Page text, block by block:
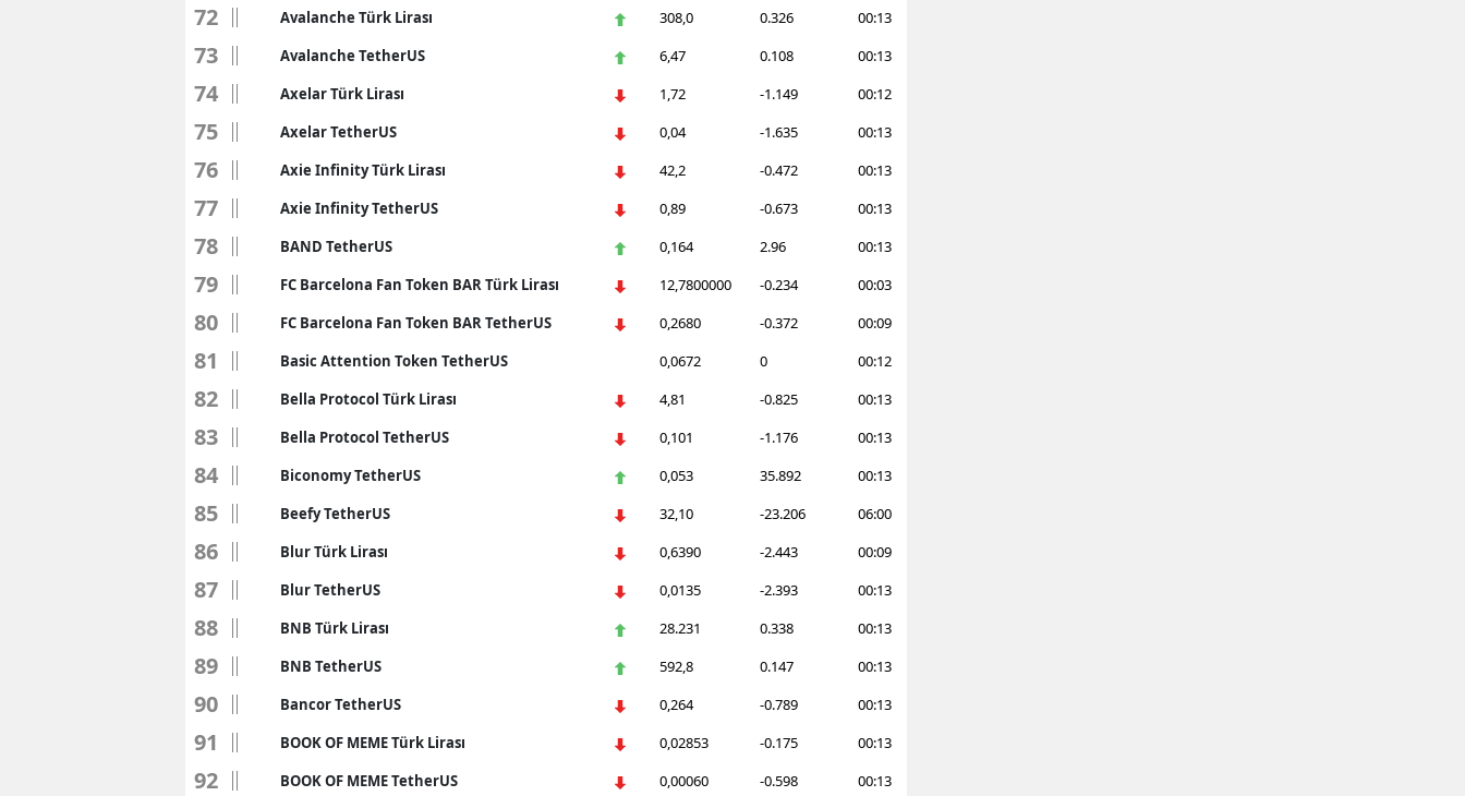
Batman
Şırnak
Bartın
Karabük
Kilis
Osmaniye
72 Avalanche Türk Lirası 308,0 0.326 00:13
73 Avalanche TetherUS 6,47 0.108 00:13
74 Axelar Türk Lirası 1,72 -1.149 00:12
75 Axelar TetherUS 0,04 -1.635 00:13
76 Axie Infinity Türk Lirası 42,2 -0.472 00:13
77 Axie Infinity TetherUS 0,89 -0.673 00:13
78 BAND TetherUS 0,164 2.96 00:13
79 FC Barcelona Fan Token BAR Türk Lirası 12,7800000 -0.234 00:03
80 FC Barcelona Fan Token BAR TetherUS 0,2680 -0.372 00:09
81 Basic Attention Token TetherUS 0,0672 0 00:12
82 Bella Protocol Türk Lirası 4,81 -0.825 00:13
83 Bella Protocol TetherUS 0,101 -1.176 00:13
84 Biconomy TetherUS 0,053 35.892 00:13
85 Beefy TetherUS 32,10 -23.206 06:00
86 Blur Türk Lirası 0,6390 -2.443 00:09
87 Blur TetherUS 0,0135 -2.393 00:13
88 BNB Türk Lirası 28.231 0.338 00:13
89 BNB TetherUS 592,8 0.147 00:13
90 Bancor TetherUS 0,264 -0.789 00:13
91 BOOK OF MEME Türk Lirası 0,02853 -0.175 00:13
92 BOOK OF MEME TetherUS 0,00060 -0.598 00:13